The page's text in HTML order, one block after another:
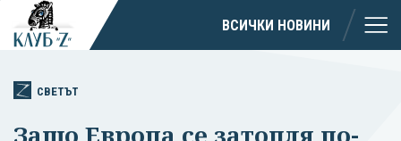
ВСИЧКИ НОВИНИ
СВЕТЪТ